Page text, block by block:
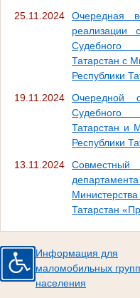
25.11.2024
Очередная
реализации
Судебного
Татарстан с
Республики
19.11.2024
Очередной
Судебного
Татарстан и
Республики
13.11.2024
Совместный
Татарстан
Информация для
маломобильных групп
населения